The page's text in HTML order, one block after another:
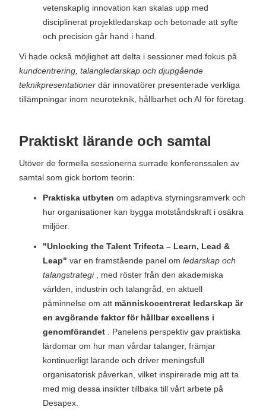
vetenskaplig innovation kan skalas upp med
disciplinerat projektledarskap och betonade att syfte
och precision går hand i hand.
Vi hade också möjlighet att delta i sessioner med fokus på
kundcentrering, talangledarskap och djupgående
teknikpresentationer där innovatörer presenterade verkliga
tillämpningar inom neuroteknik, hållbarhet och AI för företag.
Praktiskt lärande och samtal
Utöver de formella sessionerna surrade konferenssalen av
samtal som gick bortom teorin:
Praktiska utbyten om adaptiva styrningsramverk och
hur organisationer kan bygga motståndskraft i osäkra
miljöer.
"Unlocking the Talent Trifecta – Learn, Lead &
Leap" var en framstående panel omledarskap och
talangstrategi, med röster från den akademiska
världen, industrin och talangråd, en aktuell
påminnelse om att människocentrerat ledarskap är
en avgörande faktor för hållbar excellens i
genomförandet . Panelens perspektiv gav praktiska
lärdomar om hur man vårdar talanger, främjar
kontinuerligt lärande och driver meningsfull
organisatorisk påverkan, vilket inspirerade mig att ta
med mig dessa insikter tillbaka till vårt arbete på
Desapex.